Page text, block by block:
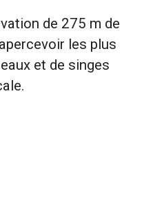
de 275 m de
les plus
et de singes